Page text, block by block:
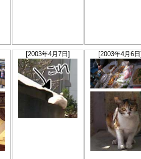
[2003年4月7日] [2003年4月6日]